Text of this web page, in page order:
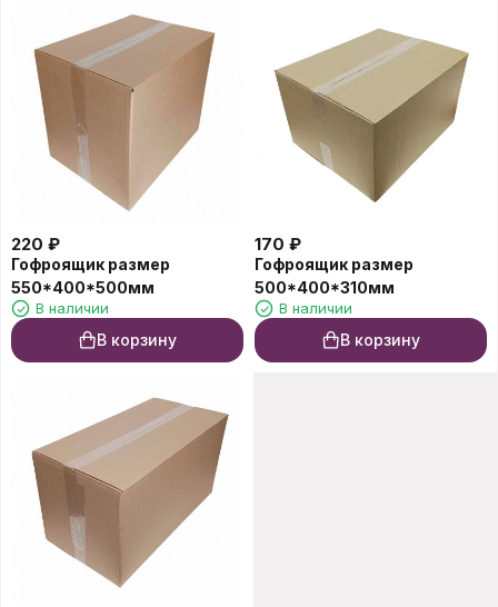
220 ₽
Гофроящик размер
550*400*500мм
В наличии
В корзину
170 ₽
Гофроящик размер
500*400*310мм
В наличии
В корзину